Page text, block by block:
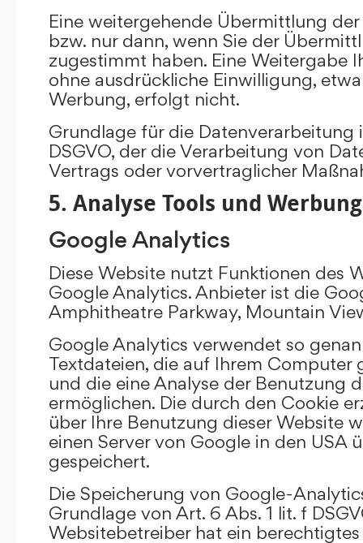
Eine weitergehende Übermittlung
bzw. nur dann, wenn Sie der
zugestimmt haben. Eine Weitergabe
ohne ausdrückliche Einwilligung,
Werbung, erfolgt nicht.
Grundlage für die Datenverarbeitung
DSGVO, der die Verarbeitung von
Vertrags oder vorvertraglicher
5. Analyse Tools und Werbung
Google Analytics
Diese Website nutzt Funktionen des
Google Analytics. Anbieter ist die
Amphitheatre Parkway, Mountain
Google Analytics verwendet so
Textdateien, die auf Ihrem Computer
und die eine Analyse der Benutzung
ermöglichen. Die durch den Cookie
über Ihre Benutzung dieser Website
einen Server von Google in den USA
gespeichert.
Die Speicherung von Google-
Grundlage von Art. 6 Abs. 1 lit. f
Websitebetreiber hat ein berechtigtes